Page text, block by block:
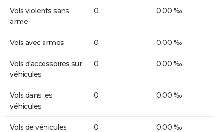
Vols violents sans
arme
0 0,00 ‰
Vols avec armes 0 0,00 ‰
Vols d'accessoires sur
véhicules
0 0,00 ‰
Vols dans les
véhicules
0 0,00 ‰
Vols de véhicules 0 0,00 ‰